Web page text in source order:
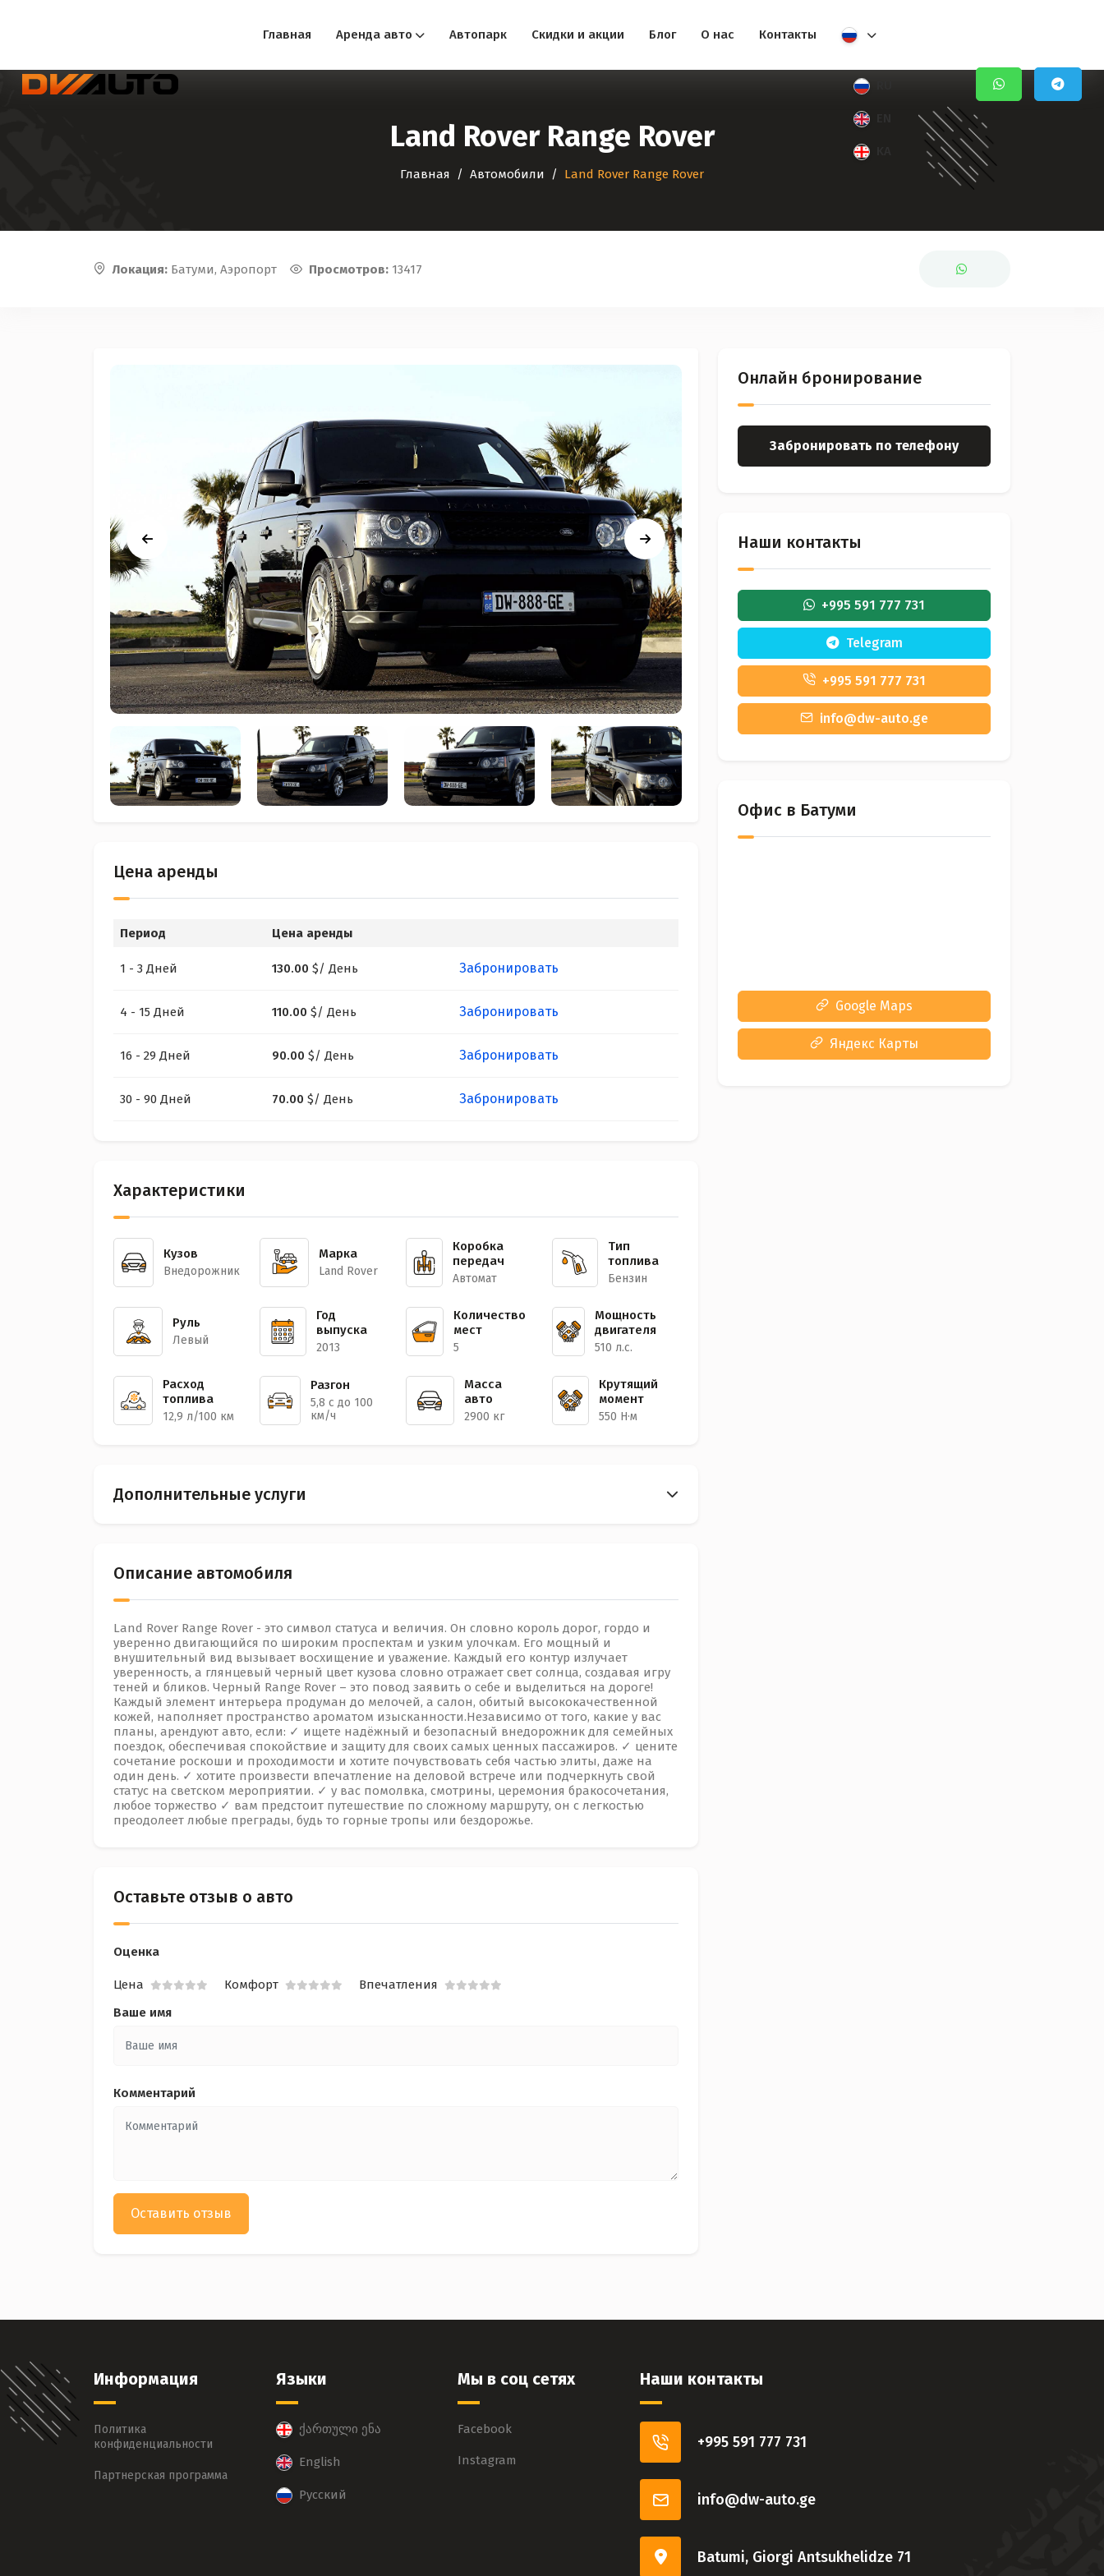
Главная Аренда авто Автопарк Скидки и акции Блог О нас Контакты
Land Rover Range Rover
Главная Автомобили Land Rover Range Rover
Локация: Батуми, Аэропорт Просмотров: 13417
Цена аренды
Период Цена аренды
1 - 3 Дней 130.00 $/ День Забронировать
4 - 15 Дней 110.00 $/ День Забронировать
16 - 29 Дней 90.00 $/ День Забронировать
30 - 90 Дней 70.00 $/ День Забронировать
Характеристики
Кузов
Внедорожник
Марка
Land Rover
Коробка
передач
Автомат
Тип
топлива
Бензин
Руль
Левый
Год
выпуска
2013
Количество
мест
5
Мощность
двигателя
510 л.с.
Расход
топлива
12,9 л/100 км
Разгон
5,8 с до 100
км/ч
Масса
авто
2900 кг
Крутящий
момент
550 Н·м
Дополнительные услуги
Описание автомобиля
Land Rover Range Rover - это символ статуса и величия. Он словно король дорог, гордо и
уверенно двигающийся по широким проспектам и узким улочкам. Его мощный и
внушительный вид вызывает восхищение и уважение. Каждый его контур излучает
уверенность, а глянцевый черный цвет кузова словно отражает свет солнца, создавая игру
теней и бликов. Черный Range Rover – это повод заявить о себе и выделиться на дороге!
Каждый элемент интерьера продуман до мелочей, а салон, обитый высококачественной
кожей, наполняет пространство ароматом изысканности.Независимо от того, какие у вас
планы, арендуют авто, если: ✓ ищете надёжный и безопасный внедорожник для семейных
поездок, обеспечивая спокойствие и защиту для своих самых ценных пассажиров. ✓ цените
сочетание роскоши и проходимости и хотите почувствовать себя частью элиты, даже на
один день. ✓ хотите произвести впечатление на деловой встрече или подчеркнуть свой
статус на светском мероприятии. ✓ у вас помолвка, смотрины, церемония бракосочетания,
любое торжество ✓ вам предстоит путешествие по сложному маршруту, он с легкостью
преодолеет любые преграды, будь то горные тропы или бездорожье.
Оставьте отзыв о авто
Оценка
Цена Комфорт
Впечатления
Ваше имя
Комментарий
Оставить отзыв
Онлайн бронирование
Забронировать по телефону
Наши контакты
+995 591 777 731
Telegram
+995 591 777 731
info@dw-auto.ge
Офис в Батуми
Google Maps
Яндекс Карты
Информация
Политика
конфиденциальности
Партнерская программа
Языки
ქართული ენა
English
Русский
Мы в соц сетях
Facebook
Instagram
Наши контакты
+995 591 777 731
info@dw-auto.ge
Batumi, Giorgi Antsukhelidze 71